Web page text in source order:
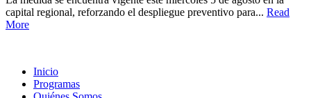
capital regional, reforzando el despliegue preventivo para... Read
More
Inicio
Programas